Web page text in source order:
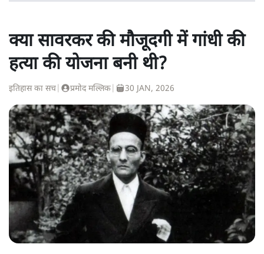
क्या सावरकर की मौजूदगी में गांधी की
हत्या की योजना बनी थी?
इतिहास का सच प्रमोद मल्लिक 30 JAN, 2026